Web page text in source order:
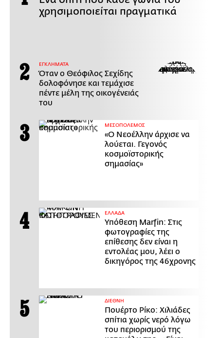
χρησιμοποιείται πραγματικά
ΕΓΚΛΗΜΑΤΑ
Όταν ο Θεόφιλος Σεχίδης
δολοφόνησε και τεμάχισε
πέντε μέλη της οικογένειάς
του
ΜΕΣΟΠΟΛΕΜΟΣ
«Ο Νεοέλλην άρχισε να
λούεται. Γεγονός
κοσμοϊστορικής
σημασίας»
ΕΛΛΑΔΑ
Υπόθεση Marfin: Στις
φωτογραφίες της
επίθεσης δεν είναι η
εντολέας μου, λέει ο
δικηγόρος της 46χρονης
ΔΙΕΘΝΗ
Πουέρτο Ρίκο: Χιλιάδες
σπίτια χωρίς νερό λόγω
του περιορισμού της